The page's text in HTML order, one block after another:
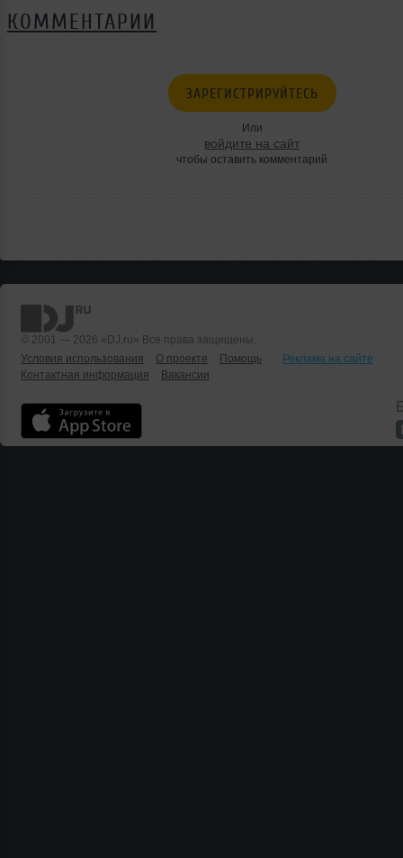
КОММЕНТАРИИ
ЗАРЕГИСТРИРУЙТЕСЬ
Или
войдите на сайт
чтобы оставить комментарий
© 2001 — 2026 «DJ.ru» Все права защищены.
Условия использования
О проекте Помощь
Реклама на сайте
Контактная информация
Вакансии